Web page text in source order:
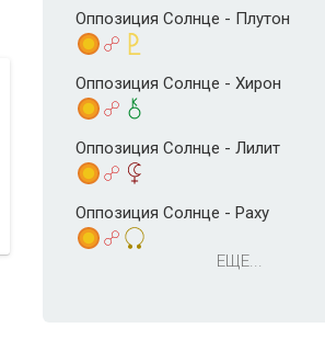
Оппозиция Солнце - Плутон
Оппозиция Солнце - Хирон
Оппозиция Солнце - Лилит
Оппозиция Солнце - Раху
ЕЩЕ...